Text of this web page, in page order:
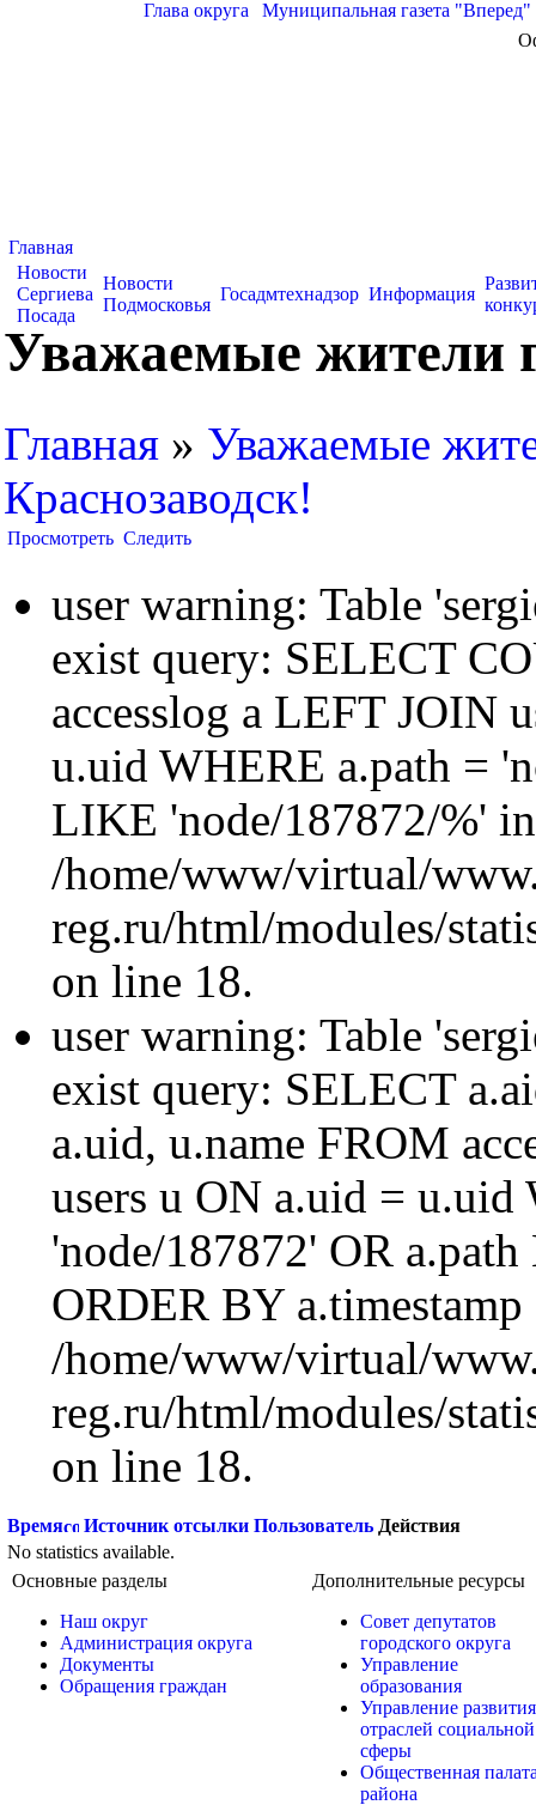
Глава округа Муниципальная газета "Вперед"
Главная
Новости
Сергиева
Посада
Новости
Подмосковья
Госадмтехнадзор Информация
Уважаемые жители
Главная » Уважаемые
Краснозаводск!
Просмотреть Следить
user warning: Table
exist query: SELECT
accesslog a LEFT JOIN
u.uid WHERE a.path =
LIKE 'node/187872/%' in
/home/www/virtual/
reg.ru/html/modules/
on line 18.
user warning: Table
exist query: SELECT
a.uid, u.name FROM
users u ON a.uid = u.uid
'node/187872' OR
ORDER BY
/home/www/virtual/
reg.ru/html/modules/
on line 18.
Время Источник отсылки Пользователь Действия
No statistics available.
Основные разделы
Наш округ
Администрация округа
Документы
Обращения граждан
Дополнительные ресурсы
Совет депутатов
городского округа
Управление
образования
Управление развития
отраслей социальной
сферы
Общественная
района